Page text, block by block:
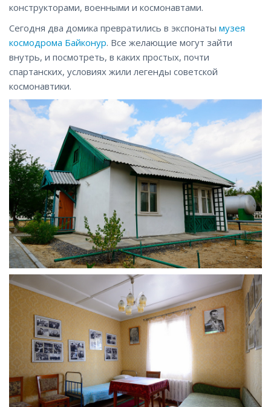
конструкторами, военными и космонавтами.
Сегодня два домика превратились в экспонаты музея
космодрома Байконур. Все желающие могут зайти
внутрь, и посмотреть, в каких простых, почти
спартанских, условиях жили легенды советской
космонавтики.